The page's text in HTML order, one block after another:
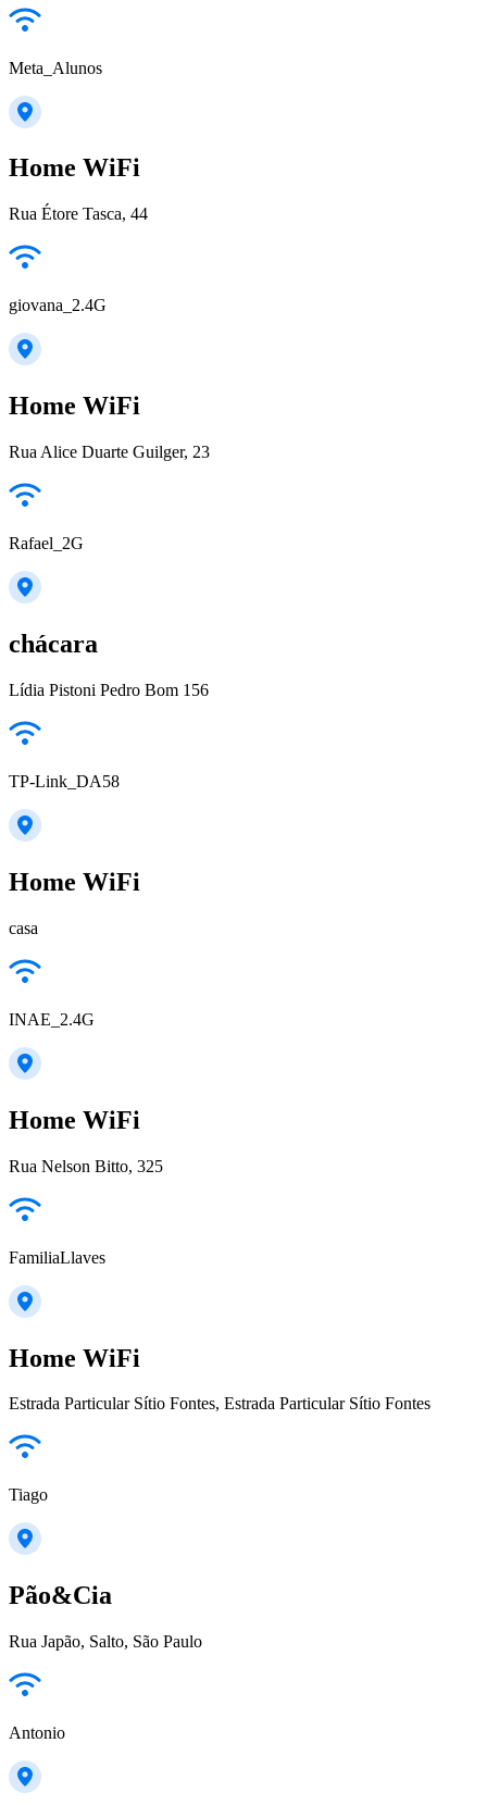
Meta_Alunos
Home WiFi
Rua Étore Tasca, 44
giovana_2.4G
Home WiFi
Rua Alice Duarte Guilger, 23
Rafael_2G
chácara
Lídia Pistoni Pedro Bom 156
TP-Link_DA58
Home WiFi
casa
INAE_2.4G
Home WiFi
Rua Nelson Bitto, 325
FamiliaLlaves
Home WiFi
Estrada Particular Sítio Fontes, Estrada Particular Sítio Fontes
Tiago
Pão&Cia
Rua Japão, Salto, São Paulo
Antonio